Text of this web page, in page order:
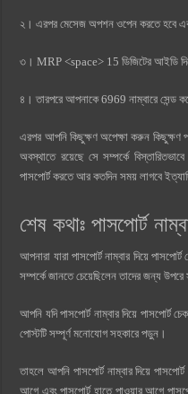
২। এরপর মেসেজ অপশন ওপেন করতে হবে
৩। MRP <space> 15 ডিজিটের আইডি
৪। তারপরে আপনাকে 6969 নাম্বারে সেন্ড
এরপর আপনি কিছুক্ষণ অপেক্ষা করুন কিছুক্ষণ
অবস্থাতে রয়েছে সে সম্পর্কে
পাসপোর্ট করতে আর কতদিন সময় লাগবে
শেষ কথাঃ পাসপোর্ট
আপনারা যারা পাসপোর্ট নাম্বার দিয়ে
সম্পর্কে জানতে চেয়েছিলেন তাদের জন্য
আপনি যদি পাসপোর্ট নাম্বার দিয়ে পাসপোর্ট
পোস্টটি সম্পূর্ণ মনোযোগ সহকারে পড়ুন।
তাহলে আপনি পাসপোর্ট নাম্বার দিয়ে
আগে এবং পাসপোর্ট হাতে পাওয়ার আগে